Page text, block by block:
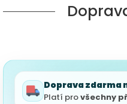
Doprava zdarma
Platí provšechny